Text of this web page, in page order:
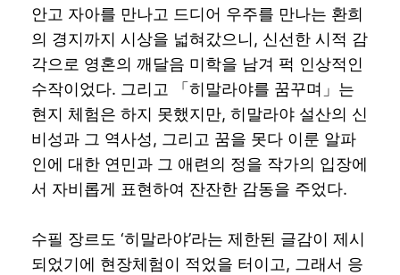
안고 자아를 만나고 드디어 우주를 만나는 환희
의 경지까지 시상을 넓혀갔으니, 신선한 시적 감
각으로 영혼의 깨달음 미학을 남겨 퍽 인상적인
수작이었다. 그리고 「히말라야를 꿈꾸며」는
현지 체험은 하지 못했지만, 히말라야 설산의 신
비성과 그 역사성, 그리고 꿈을 못다 이룬 알파
인에 대한 연민과 그 애련의 정을 작가의 입장에
서 자비롭게 표현하여 잔잔한 감동을 주었다.
수필 장르도 ‘히말라야’라는 제한된 글감이 제시
되었기에 현장체험이 적었을 터이고, 그래서 응